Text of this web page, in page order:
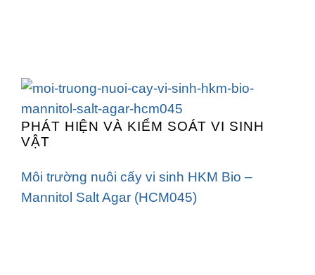
PHÁT HIỆN VÀ KIỂM SOÁT VI SINH
VẬT
Môi trường nuôi cấy vi sinh HKM Bio –
Mannitol Salt Agar (HCM045)